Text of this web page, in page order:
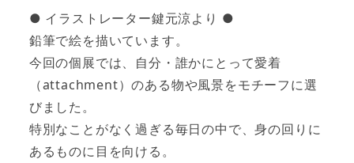
● イラストレーター鍵元涼より ●
鉛筆で絵を描いています。
今回の個展では、自分・誰かにとって愛着
（attachment）のある物や風景をモチーフに選
びました。
特別なことがなく過ぎる毎日の中で、身の回りに
あるものに目を向ける。